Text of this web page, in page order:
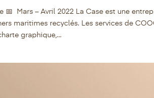
📅 Mars – Avril 2022 La Case est une
maritimes recyclés. Les services de
graphique,...